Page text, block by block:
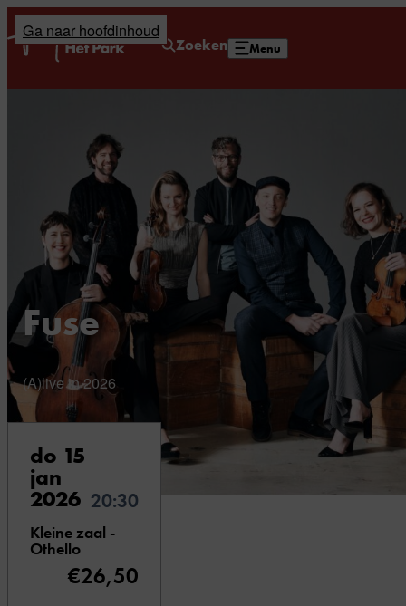
Ga naar hoofdinhoud
Zoeken Menu
Home
Fuse
(A)live in 2026
do 15
jan
2026 20:30
Kleine zaal -
Othello
€26,50